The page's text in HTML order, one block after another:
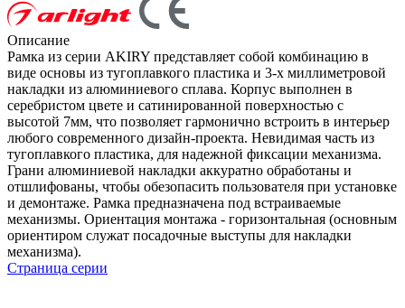
Описание
Рамка из серии AKIRY представляет собой комбинацию в
виде основы из тугоплавкого пластика и 3-х миллиметровой
накладки из алюминиевого сплава. Корпус выполнен в
серебристом цвете и сатинированной поверхностью с
высотой 7мм, что позволяет гармонично встроить в интерьер
любого современного дизайн-проекта. Невидимая часть из
тугоплавкого пластика, для надежной фиксации механизма.
Грани алюминиевой накладки аккуратно обработаны и
отшлифованы, чтобы обезопасить пользователя при установке
и демонтаже. Рамка предназначена под встраиваемые
механизмы. Ориентация монтажа - горизонтальная (основным
ориентиром служат посадочные выступы для накладки
механизма).
Страница серии